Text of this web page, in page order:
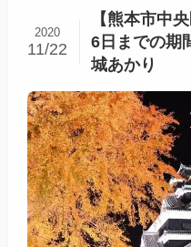
【熊本市中
6日までの期
城あかり
2020
11/22